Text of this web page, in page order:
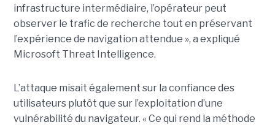
infrastructure intermédiaire, l’opérateur peut
observer le trafic de recherche tout en préservant
l’expérience de navigation attendue », a expliqué
Microsoft Threat Intelligence.
L’attaque misait également sur la confiance des
utilisateurs plutôt que sur l’exploitation d’une
vulnérabilité du navigateur. « Ce qui rend la méthode